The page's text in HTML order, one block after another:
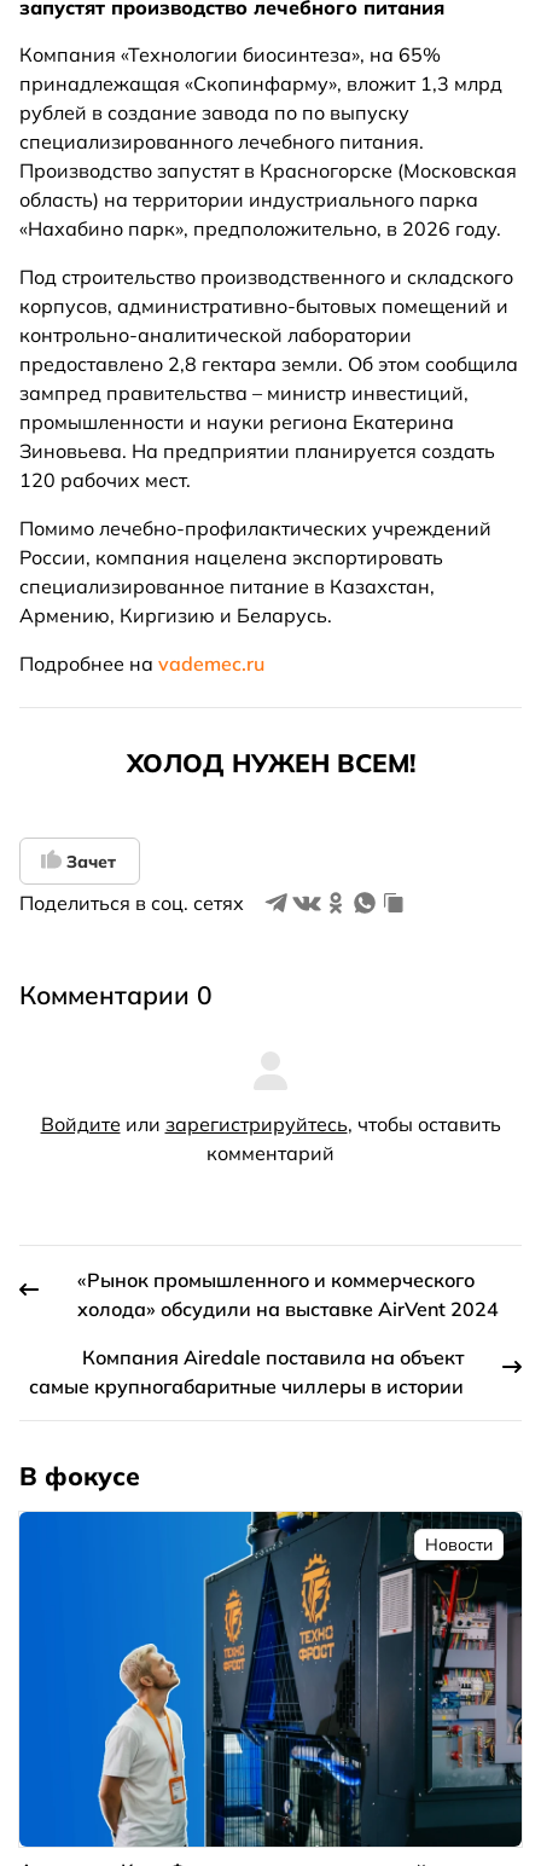
запустят производство лечебного питания
Компания «Технологии биосинтеза», на 65%
принадлежащая «Скопинфарму», вложит 1,3 млрд
рублей в создание завода по по выпуску
специализированного лечебного питания.
Производство запустят в Красногорске (Московская
область) на территории индустриального парка
«Нахабино парк», предположительно, в 2026 году.
Под строительство производственного и складского
корпусов, административно-бытовых помещений и
контрольно-аналитической лаборатории
предоставлено 2,8 гектара земли. Об этом сообщила
зампред правительства – министр инвестиций,
промышленности и науки региона Екатерина
Зиновьева. На предприятии планируется создать
120 рабочих мест.
Помимо лечебно-профилактических учреждений
России, компания нацелена экспортировать
специализированное питание в Казахстан,
Армению, Киргизию и Беларусь.
Подробнее на vademec.ru
ХОЛОД НУЖЕН ВСЕМ!
Зачет
Поделиться в соц. сетях
Комментарии 0
Войдите или зарегистрируйтесь, чтобы оставить
комментарий
«Рынок промышленного и коммерческого
холода» обсудили на выставке AirVent 2024
Компания Airedale поставила на объект
самые крупногабаритные чиллеры в истории
В фокусе
Новости